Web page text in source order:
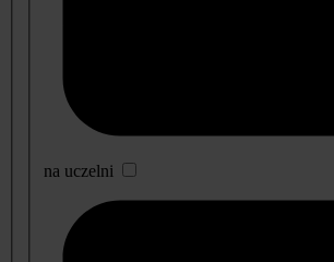
na uczelni